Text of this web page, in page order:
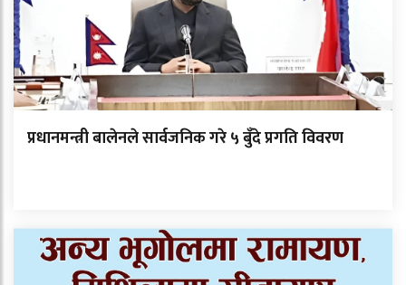
प्रधानमन्त्री बालेनले सार्वजनिक गरे ५ बुँदे प्रगति विवरण